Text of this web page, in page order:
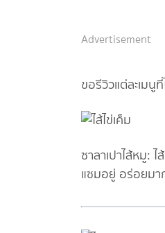
Advertisement
ขอรีวิวแต่ละเมนู
ซาลาเปาไส้หมู:
แซมอยู่ อร่อยมา